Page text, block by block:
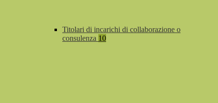
Titolari di incarichi di collaborazione o
consulenza 10